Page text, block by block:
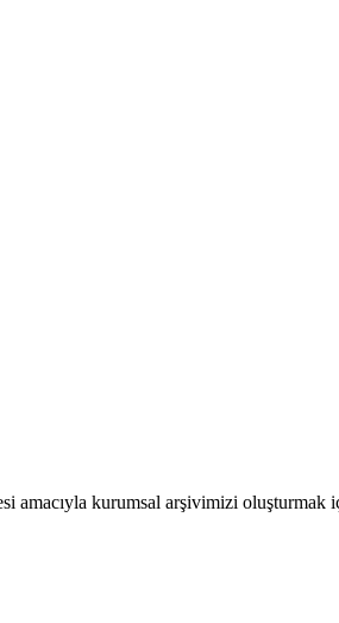
amacıyla kurumsal arşivimizi oluşturmak